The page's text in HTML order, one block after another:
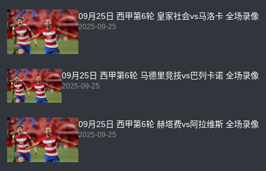
09月25日 西甲第6轮 皇家社会vs马洛卡 全场录像
2025-09-25
09月25日 西甲第6轮 马德里竞技vs巴列卡诺 全场录像
2025-09-25
09月25日 西甲第6轮 赫塔费vs阿拉维斯 全场录像
2025-09-25